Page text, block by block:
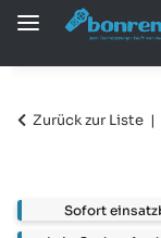
Zurück zur Liste